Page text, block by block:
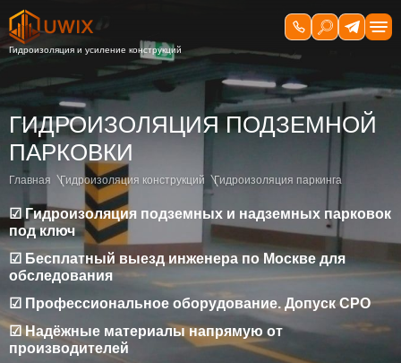
ГИДРОИЗОЛЯЦИЯ ПОДЗЕМНОЙ
ПАРКОВКИ
Главная Гидроизоляция конструкций Гидроизоляция паркинга
☑ Гидроизоляция подземных и надземных парковок
под ключ
☑ Бесплатный выезд инженера по Москве для
обследования
☑ Профессиональное оборудование. Допуск СРО
☑ Надёжные материалы напрямую от
производителей